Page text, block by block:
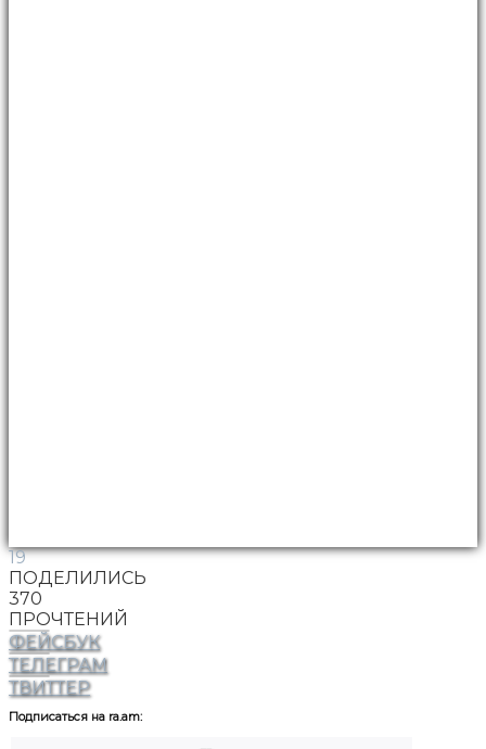
19
ПОДЕЛИЛИСЬ
370
ПРОЧТЕНИЙ
ФЕЙСБУК
ТЕЛЕГРАМ
ТВИТТЕР
Подписаться на ra.am: